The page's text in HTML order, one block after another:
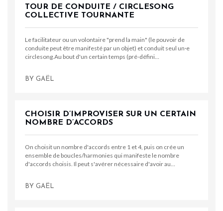
TOUR DE CONDUITE / CIRCLESONG
COLLECTIVE TOURNANTE
Le facilitateur ou un volontaire "prend la main" (le pouvoir de
conduite peut être manifesté par un objet) et conduit seul un·e
circlesong.Au bout d'un certain temps (pré-défini…
BY GAËL
CHOISIR D’IMPROVISER SUR UN CERTAIN
NOMBRE D’ACCORDS
On choisit un nombre d'accords entre 1 et 4, puis on crée un
ensemble de boucles/harmonies qui manifeste le nombre
d'accords choisis. Il peut s'avérer nécessaire d'avoir au…
BY GAËL